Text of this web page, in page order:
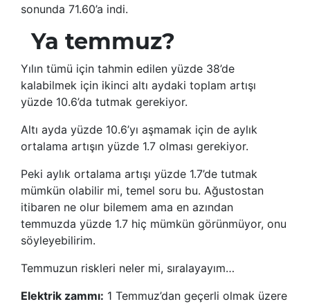
sonunda 71.60’a indi.
Ya temmuz?
Yılın tümü için tahmin edilen yüzde 38’de
kalabilmek için ikinci altı aydaki toplam artışı
yüzde 10.6’da tutmak gerekiyor.
Altı ayda yüzde 10.6’yı aşmamak için de aylık
ortalama artışın yüzde 1.7 olması gerekiyor.
Peki aylık ortalama artışı yüzde 1.7’de tutmak
mümkün olabilir mi, temel soru bu. Ağustostan
itibaren ne olur bilemem ama en azından
temmuzda yüzde 1.7 hiç mümkün görünmüyor, onu
söyleyebilirim.
Temmuzun riskleri neler mi, sıralayayım…
Elektrik zammı: 1 Temmuz’dan geçerli olmak üzere